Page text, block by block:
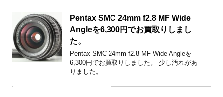
Pentax SMC 24mm f2.8 MF Wide
Angleを6,300円でお買取りしまし
た。
Pentax SMC 24mm f2.8 MF Wide Angleを
6,300円でお買取りしました。 少し汚れがあ
りました。